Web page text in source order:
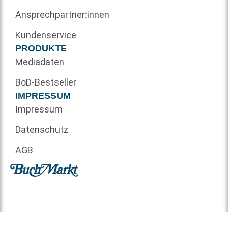
Ansprechpartner:innen
Kundenservice
PRODUKTE
Mediadaten
BoD-Bestseller
IMPRESSUM
Impressum
Datenschutz
AGB